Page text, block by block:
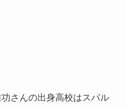
さんの出身高校はスパル